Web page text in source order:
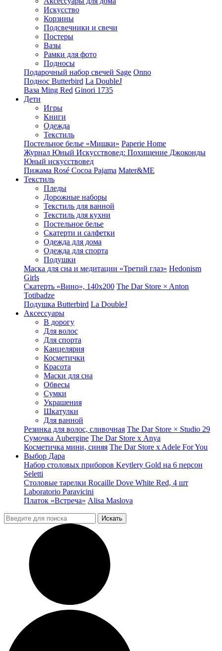
Искусство
Корзины
Подсвечники и свечи
Постеры
Вазы
Рамки для фото
Подносы
Подарочный набор свечей Sage Onno
Поднос Butterbird La DoubleJ
Ваза Ming Red Ginori 1735
Дети
Игры
Книги
Одежда
Текстиль
Постельное белье «Мишки» Paperie Home
Журнал Юный Искусствовед: Похищение Джоконды
Юный искусствовед
Пижама Rosé Cocoa Pajama Mater&ME
Текстиль
Пледы
Дорожные наборы
Текстиль для ванной
Текстиль для кухни
Постельное белье
Скатерти и салфетки
Одежда для дома
Одежда для спорта
Подушки
Маска для сна и медитации «Третий глаз» Hedonism
Girls
Скатерть «Вино», 140х200 The Dar Store × Anton
Totibadze
Подушка Butterbird La DoubleJ
Аксессуары
В дорогу
Для волос
Для спорта
Канцелярия
Косметички
Красота
Маски для сна
Обвесы
Сумки
Украшения
Шкатулки
Для ванной
Резинка для волос, сливочная The Dar Store × Studio 29
Сумочка Aubergine The Dar Store x Anya
Косметичка мини, синяя The Dar Store x Adele For You
Выбор Дара
Набор столовых приборов Keytlery Gold на 6 персон
Seletti
Столовые тарелки Rocaille Dove White Red, 4 шт
Laboratorio Paravicini
Платок «Встреча» Alisa Maslova